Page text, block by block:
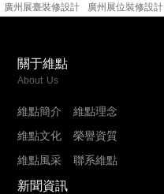
廣州展臺裝修設計
廣州展位裝修設計
關于維點
About Us
維點簡介 維點理念
維點文化 榮譽資質
維點風采 聯系維點
新聞資訊